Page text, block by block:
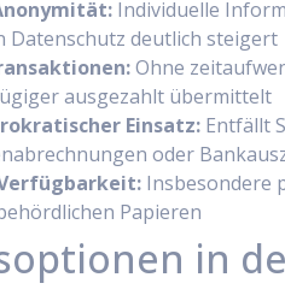
Individuelle
Datenschutz deutlich steigert
Ohne
ausgezahlt übermittelt
Einsatz: Entfällt
oder
Insbesondere
Papieren
in